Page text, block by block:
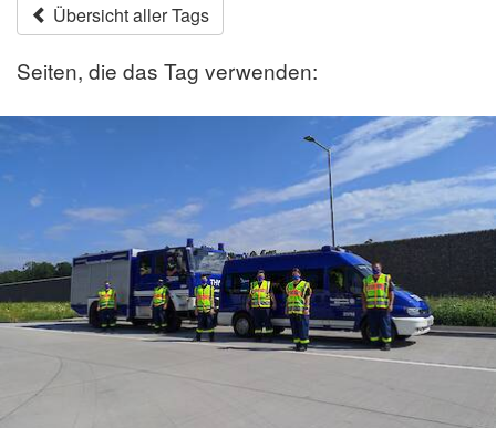
Übersicht aller Tags
Seiten, die das Tag verwenden: